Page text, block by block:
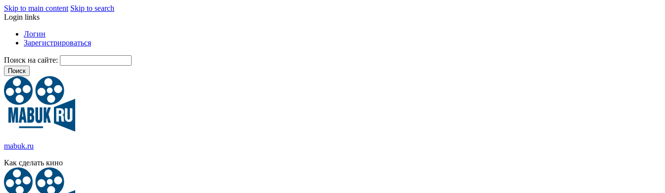
Skip to main content Skip to search
Login links
Логин
Зарегистрироваться
Поиск на сайте:
mabuk.ru
Как сделать кино